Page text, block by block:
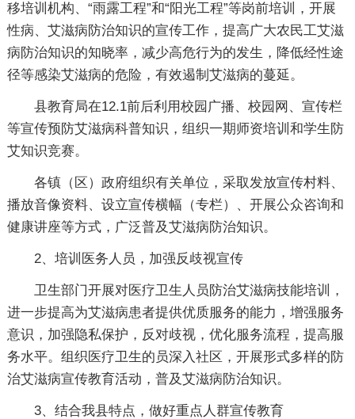
移培训机构、“雨露工程”和“阳光工程”等岗前培训，开展
性病、艾滋病防治知识的宣传工作，提高广大农民工艾滋
病防治知识的知晓率，减少高危行为的发生，降低经性途
径等感染艾滋病的危险，有效遏制艾滋病的蔓延。
县教育局在12.1前后利用校园广播、校园网、宣传栏
等宣传预防艾滋病科普知识，组织一期师资培训和学生防
艾知识竞赛。
各镇（区）政府组织有关单位，采取发放宣传村料、
播放音像资料、设立宣传横幅（专栏）、开展公众咨询和
健康讲座等方式，广泛普及艾滋病防治知识。
2、培训医务人员，加强反歧视宣传
卫生部门开展对医疗卫生人员防治艾滋病技能培训，
进一步提高为艾滋病患者提供优质服务的能力，增强服务
意识，加强隐私保护，反对歧视，优化服务流程，提高服
务水平。组织医疗卫生的员深入社区，开展形式多样的防
治艾滋病宣传教育活动，普及艾滋病防治知识。
3、结合我县特点，做好重点人群宣传教育